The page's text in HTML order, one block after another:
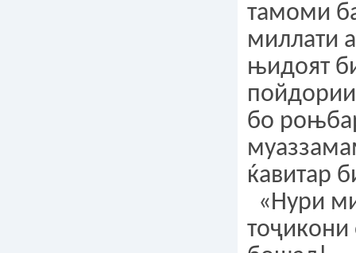
тамоми
миллати
њидоят
бо
ќавитар
«Нури